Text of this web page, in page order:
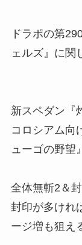
ドラポの第
ェルズ』に関
新スペダン『
コロシアム向
ューゴの野望
全体無斬2＆
封印が多けれ
ージ増も狙え